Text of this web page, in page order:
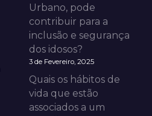
Urbano, pode
contribuir para a
inclusão e segurança
dos idosos?
3 de Fevereiro, 2025
Quais os hábitos de
vida que estão
associados a um